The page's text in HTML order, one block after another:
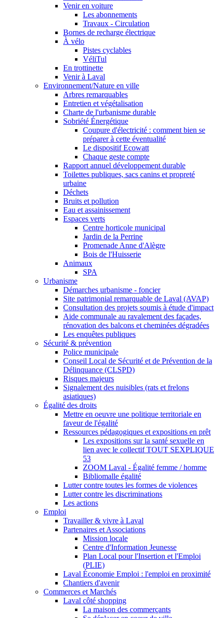
Venir en voiture
Les abonnements
Travaux - Circulation
Bornes de recharge électrique
À vélo
Pistes cyclables
VéliTul
En trottinette
Venir à Laval
Environnement/Nature en ville
Arbres remarquables
Entretien et végétalisation
Charte de l'urbanisme durable
Sobriété Énergétique
Coupure d'électricité : comment bien se
préparer à cette éventualité
Le dispositif Ecowatt
Chaque geste compte
Rapport annuel développement durable
Toilettes publiques, sacs canins et propreté
urbaine
Déchets
Bruits et pollution
Eau et assainissement
Espaces verts
Centre horticole municipal
Jardin de la Perrine
Promenade Anne d'Alègre
Bois de l'Huisserie
Animaux
SPA
Urbanisme
Démarches urbanisme - foncier
Site patrimonial remarquable de Laval (AVAP)
Consultation des projets soumis à étude d'impact
Aide communale au ravalement des façades,
rénovation des balcons et cheminées dégradées
Les enquêtes publiques
Sécurité & prévention
Police municipale
Conseil Local de Sécurité et de Prévention de la
Délinquance (CLSPD)
Risques majeurs
Signalement des nuisibles (rats et frelons
asiatiques)
Égalité des droits
Mettre en oeuvre une politique territoriale en
faveur de l'égalité
Ressources pédagogiques et expositions en prêt
Les expositions sur la santé sexuelle en
lien avec le collectif TOUT SEXPLIQUE
53
ZOOM Laval - Égalité femme / homme
Bibliomalle égalité
Lutter contre toutes les formes de violences
Lutter contre les discriminations
Les actions
Emploi
Travailler & vivre à Laval
Partenaires et Associations
Mission locale
Centre d'Information Jeunesse
Plan Local pour l'Insertion et l'Emploi
(PLIE)
Laval Économie Emploi : l'emploi en proximité
Chantiers d'avenir
Commerces et Marchés
Laval côté shopping
La maison des commerçants